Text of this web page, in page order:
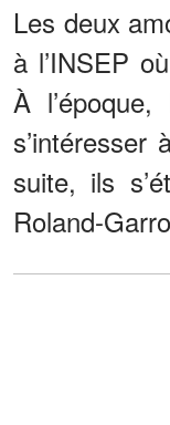
Les deux
à l’INSEP
À
s’intéresser
suite, ils
Roland-